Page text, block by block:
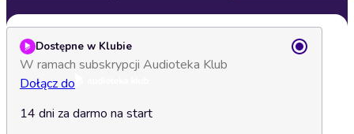
Dostępne w Klubie
W ramach subskrypcji Audioteka Klub
Dołącz do
14 dni za darmo na start